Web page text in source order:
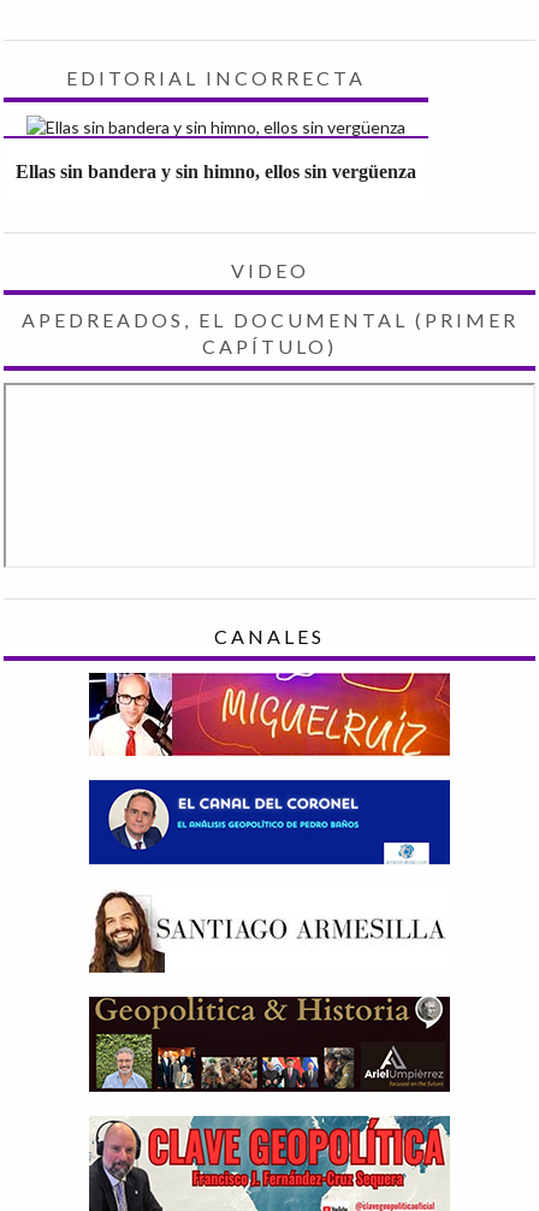
EDITORIAL INCORRECTA
Ellas sin bandera y sin himno, ellos sin vergüenza
VIDEO
APEDREADOS, EL DOCUMENTAL (PRIMER
CAPÍTULO)
CANALES